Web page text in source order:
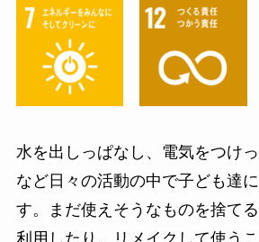
水を出しっぱなし、電気をつけ
など日々の活動の中で子ども達
す。まだ使えそうなものを捨て